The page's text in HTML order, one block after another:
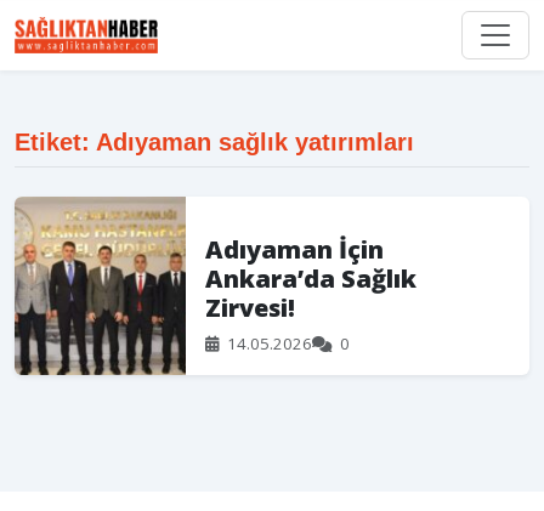
Etiket: Adıyaman sağlık yatırımları
Adıyaman İçin
Ankara’da Sağlık
Zirvesi!
14.05.2026 0